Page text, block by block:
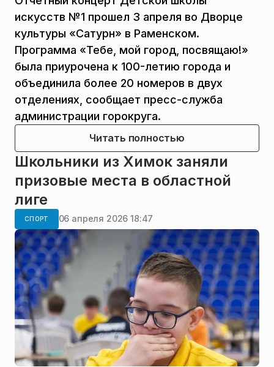
искусств №1 прошел 3 апреля во Дворце
культуры «Сатурн» в Раменском.
Программа «Тебе, мой город, посвящаю!»
была приурочена к 100-летию города и
объединила более 20 номеров в двух
отделениях, сообщает пресс-служба
администрации горокруга.
Читать полностью
Школьники из Химок заняли
призовые места в областной
лиге
СПОРТ 06 апреля 2026 18:47